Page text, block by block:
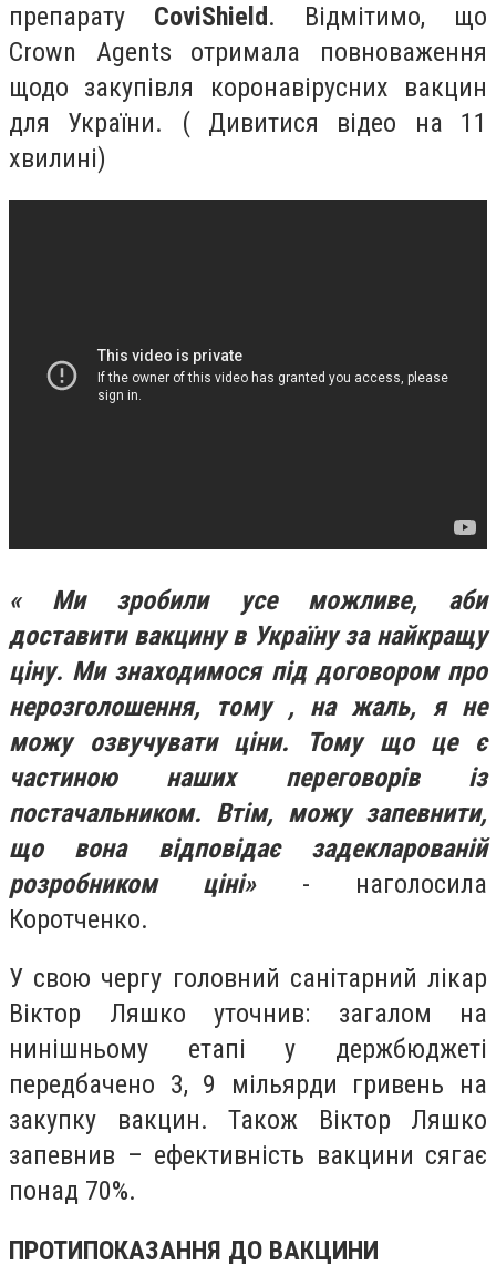
препарату CoviShield . Відмітимо, що
Crown Agents отримала повноваження
щодо закупівля коронавірусних вакцин
для України. ( Дивитися відео на 11
хвилині)
« Ми зробили усе можливе, аби
доставити вакцину в Україну за найкращу
ціну. Ми знаходимося під договором про
нерозголошення, тому , на жаль, я не
можу озвучувати ціни. Тому що це є
частиною наших переговорів із
постачальником. Втім, можу запевнити,
що вона відповідає задекларованій
розробником ціні»- наголосила
Коротченко.
У свою чергу головний санітарний лікар
Віктор Ляшко уточнив: загалом на
нинішньому етапі у держбюджеті
передбачено 3, 9 мільярди гривень на
закупку вакцин. Також Віктор Ляшко
запевнив – ефективність вакцини сягає
понад 70%.
ПРОТИПОКАЗАННЯ ДО ВАКЦИНИ